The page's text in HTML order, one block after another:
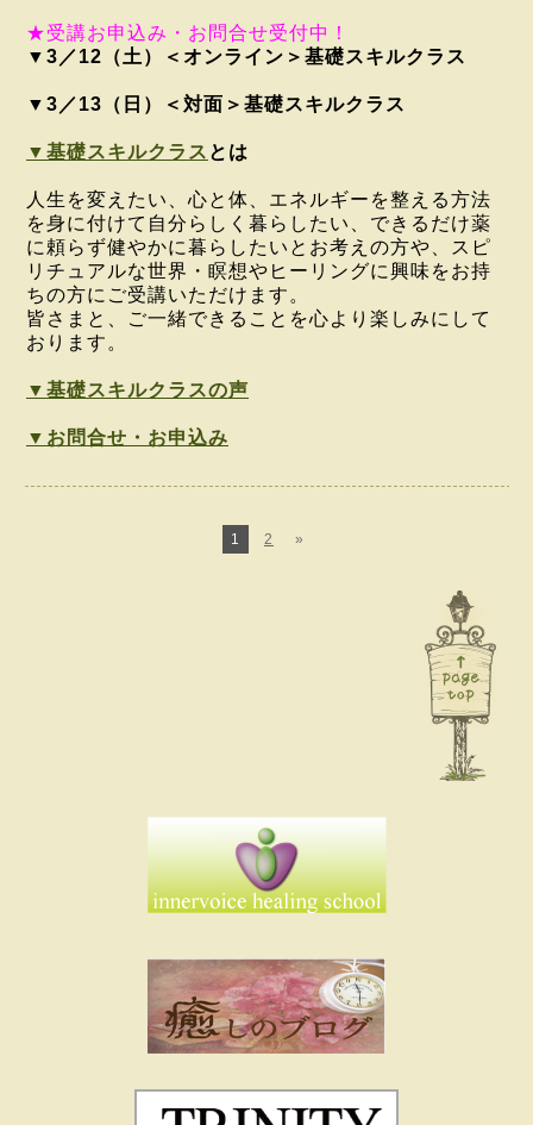
★受講お申込み・お問合せ受付中！
▼3／12（土）＜オンライン＞基礎スキルクラス
▼3／13（日）＜対面＞基礎スキルクラス
▼基礎スキルクラス とは
人生を変えたい、心と体、エネルギーを整える方法
を身に付けて自分らしく暮らしたい、できるだけ薬
に頼らず健やかに暮らしたいとお考えの方や、スピ
リチュアルな世界・ 瞑想やヒーリングに興味をお持
ちの方にご受講いただけます。
皆さまと、ご一緒できることを心より楽しみにして
おります。
▼基礎スキルクラスの声
▼お問合せ・お申込み
1 2 »